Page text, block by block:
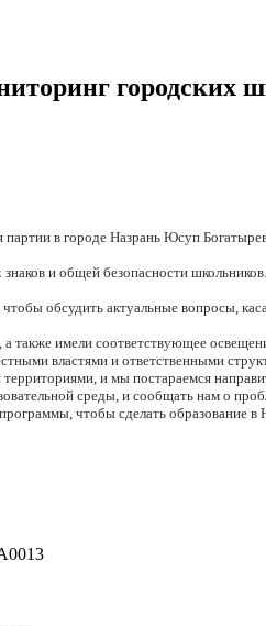
городских
в городе Назрань Юсуп
и общей безопасности школьников.
обсудить актуальные вопросы,
имели соответствующее
властями и ответственными
и мы постараемся
среды, и сообщать нам о
чтобы сделать образование